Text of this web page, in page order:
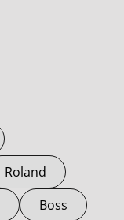
Roland
Boss